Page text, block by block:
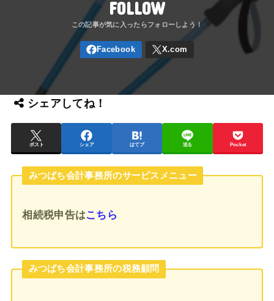
FOLLOW
シェアしてね！
ポスト シェア はてブ 送る Pocket
みつばち会計事務所のサービスメニュー
相続税申告はこちら
みつばち会計事務所の税務顧問